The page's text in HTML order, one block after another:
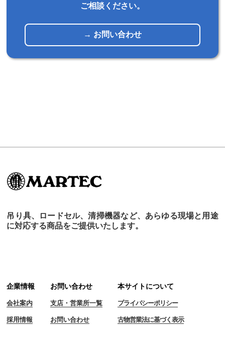
ご相談ください。
→ お問い合わせ
吊り具、ロードセル、清掃機器など、あらゆる現場と用途
に対応する商品をご提供いたします。
企業情報
会社案内
採用情報
お問い合わせ
支店・営業所一覧
お問い合わせ
本サイトについて
プライバシーポリシー
古物営業法に基づく表示